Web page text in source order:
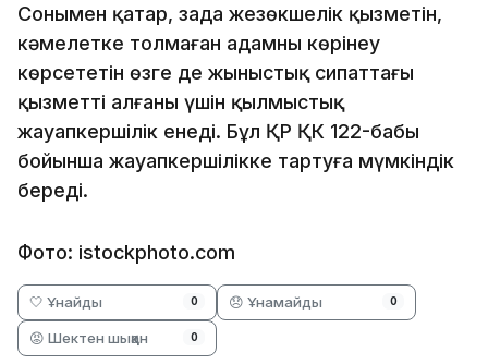
Сонымен қатар, заңда жезөкшелік қызметін,
кәмелетке толмаған адамның көрінеу
көрсететін өзге де жыныстық сипаттағы
қызметті алғаны үшін қылмыстық
жауапкершілік енеді. Бұл ҚР ҚК 122-бабы
бойынша жауапкершілікке тартуға мүмкіндік
береді.
Фото: istockphoto.com
🤍 Ұнайды 0 😞 Ұнамайды 0
😡 Шектен шыққан 0